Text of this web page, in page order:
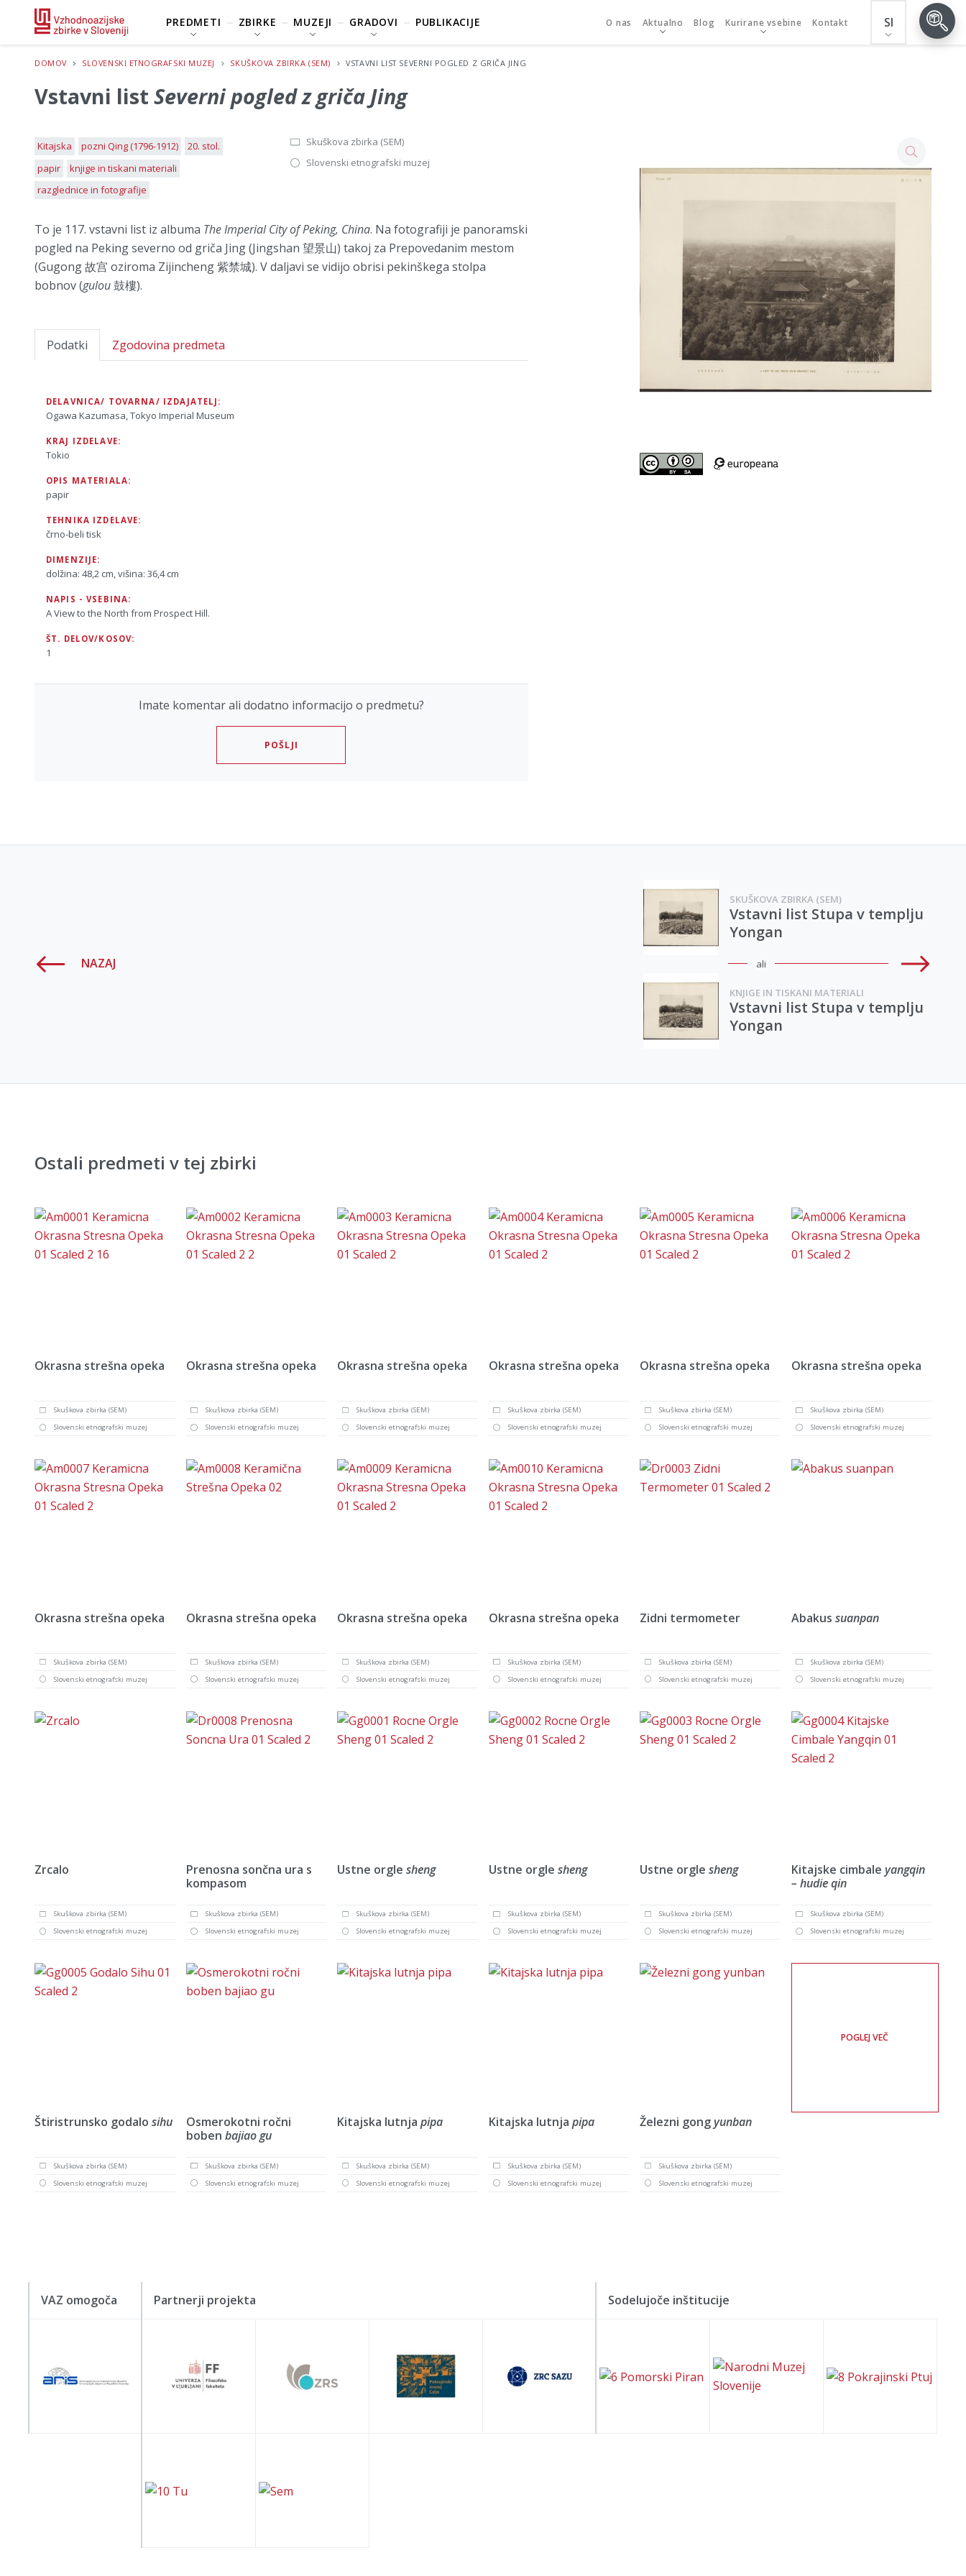
PREDMETI ZBIRKE MUZEJI GRADOVI PUBLIKACIJE O nas Aktualno Blog Kurirane vsebine Kontakt SI
DOMOV SLOVENSKI ETNOGRAFSKI MUZEJ SKUŠKOVA ZBIRKA (SEM) VSTAVNI LIST SEVERNI POGLED Z GRIČA JING
Vstavni list Severni pogled z griča Jing
Kitajska pozni Qing (1796-1912)
20. stol.
papir
knjige in tiskani materiali
razglednice in fotografije
Skuškova zbirka (SEM)
Slovenski etnografski muzej
To je 117. vstavni list iz albuma The Imperial City of Peking, China. Na fotografiji je panoramski
pogled na Peking severno od griča Jing (Jingshan 望景山) takoj za Prepovedanim mestom
(Gugong 故宫 oziroma Zijincheng 紫禁城). V daljavi se vidijo obrisi pekinškega stolpa
bobnov (gulou鼓樓).
Podatki Zgodovina predmeta
DELAVNICA/ TOVARNA/ IZDAJATELJ:
Ogawa Kazumasa, Tokyo Imperial Museum
KRAJ IZDELAVE:
Tokio
OPIS MATERIALA:
papir
TEHNIKA IZDELAVE:
črno-beli tisk
DIMENZIJE:
dolžina: 48,2 cm, višina: 36,4 cm
NAPIS - VSEBINA:
A View to the North from Prospect Hill.
ŠT. DELOV/KOSOV:
1
Imate komentar ali dodatno informacijo o predmetu?
POŠLJI
SKUŠKOVA ZBIRKA (SEM)
Vstavni list Stupa v templju
Yongan
ali
KNJIGE IN TISKANI MATERIALI
Vstavni list Stupa v templju
Yongan
NAZAJ
Ostali predmeti v tej zbirki
Okrasna strešna opeka
Skuškova zbirka (SEM)
Slovenski etnografski muzej
Okrasna strešna opeka
Skuškova zbirka (SEM)
Slovenski etnografski muzej
Okrasna strešna opeka
Skuškova zbirka (SEM)
Slovenski etnografski muzej
Okrasna strešna opeka
Skuškova zbirka (SEM)
Slovenski etnografski muzej
Okrasna strešna opeka
Skuškova zbirka (SEM)
Slovenski etnografski muzej
Okrasna strešna opeka
Skuškova zbirka (SEM)
Slovenski etnografski muzej
Okrasna strešna opeka
Skuškova zbirka (SEM)
Slovenski etnografski muzej
Okrasna strešna opeka
Skuškova zbirka (SEM)
Slovenski etnografski muzej
Okrasna strešna opeka
Skuškova zbirka (SEM)
Slovenski etnografski muzej
Okrasna strešna opeka
Skuškova zbirka (SEM)
Slovenski etnografski muzej
Zidni termometer
Skuškova zbirka (SEM)
Slovenski etnografski muzej
Abakus suanpan
Skuškova zbirka (SEM)
Slovenski etnografski muzej
Zrcalo
Skuškova zbirka (SEM)
Slovenski etnografski muzej
Prenosna sončna ura s
kompasom
Skuškova zbirka (SEM)
Slovenski etnografski muzej
Ustne orgle sheng
Skuškova zbirka (SEM)
Slovenski etnografski muzej
Ustne orgle sheng
Skuškova zbirka (SEM)
Slovenski etnografski muzej
Ustne orgle sheng
Skuškova zbirka (SEM)
Slovenski etnografski muzej
Kitajske cimbale yangqin
– hudie qin
Skuškova zbirka (SEM)
Slovenski etnografski muzej
Štiristrunsko godalo sihu
Skuškova zbirka (SEM)
Slovenski etnografski muzej
Osmerokotni ročni
boben bajiao gu
Skuškova zbirka (SEM)
Slovenski etnografski muzej
Kitajska lutnja pipa
Skuškova zbirka (SEM)
Slovenski etnografski muzej
Kitajska lutnja pipa
Skuškova zbirka (SEM)
Slovenski etnografski muzej
Železni gongyunban
Skuškova zbirka (SEM)
Slovenski etnografski muzej
POGLEJ VEČ
VAZ omogoča Partnerji projekta Sodelujoče inštitucije